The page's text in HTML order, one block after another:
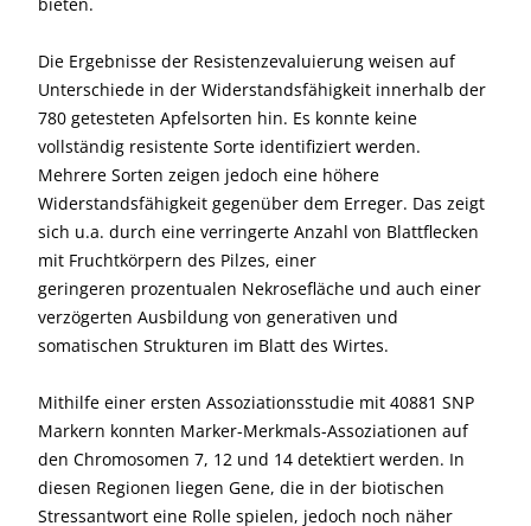
Die Ergebnisse der Resistenzevaluierung weisen auf
Unterschiede in der Widerstandsfähigkeit innerhalb der
780 getesteten Apfelsorten hin. Es konnte keine
vollständig resistente Sorte identifiziert werden.
Mehrere Sorten zeigen jedoch eine höhere
Widerstandsfähigkeit gegenüber dem Erreger. Das zeigt
sich u.a. durch eine verringerte Anzahl von Blattflecken
mit Fruchtkörpern des Pilzes, einer
geringeren prozentualen Nekrosefläche und auch einer
verzögerten Ausbildung von generativen und
somatischen Strukturen im Blatt des Wirtes.
Mithilfe einer ersten Assoziationsstudie mit 40881 SNP
Markern konnten Marker-Merkmals-Assoziationen auf
den Chromosomen 7, 12 und 14 detektiert werden. In
diesen Regionen liegen Gene, die in der biotischen
Stressantwort eine Rolle spielen, jedoch noch näher